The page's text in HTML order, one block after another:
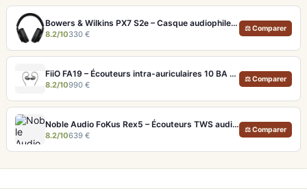
Bowers & Wilkins PX7 S2e – Casque audiophile sans fil ANC 30h
8.2/10330 €
⚖ Comparer
FiiO FA19 – Écouteurs intra-auriculaires 10 BA Knowles avec technologie S.Turbo
8.2/10990 €
⚖ Comparer
Noble Audio FoKus Rex5 – Écouteurs TWS audiophiles tribrides
8.2/10639 €
⚖ Comparer